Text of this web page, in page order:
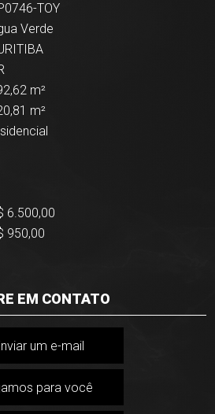
TOY
Verde
m²
m²
6.500,00
950,00
EM CONTATO
um e-mail
para você